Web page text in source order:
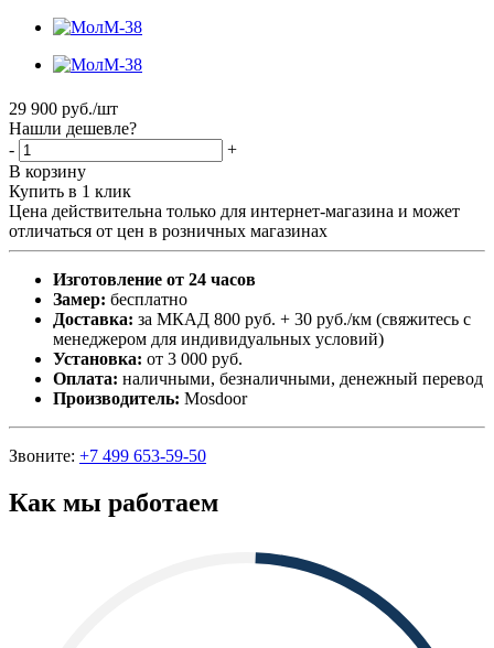
29 900 руб./шт
Нашли дешевле?
-
+
В корзину
Купить в 1 клик
Цена действительна только для интернет-магазина и может
отличаться от цен в розничных магазинах
Изготовление от 24 часов
Замер: бесплатно
Доставка: за МКАД 800 руб. + 30 руб./км (свяжитесь с
менеджером для индивидуальных условий)
Установка: от 3 000 руб.
Оплата: наличными, безналичными, денежный перевод
Производитель: Mosdoor
Звоните: +7 499 653-59-50
Как мы работаем